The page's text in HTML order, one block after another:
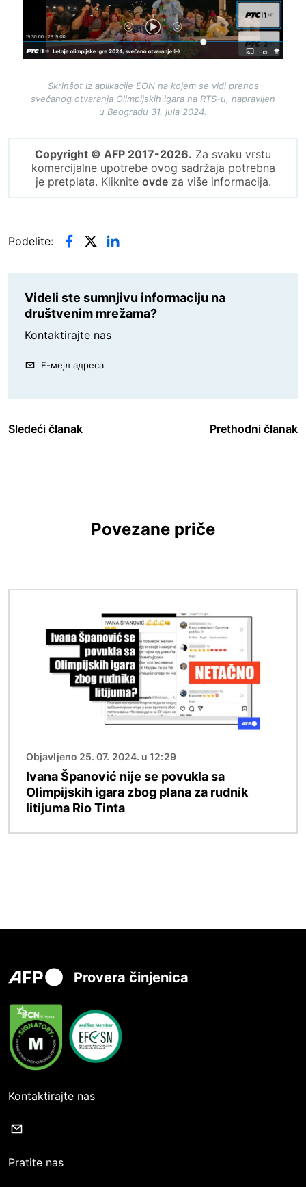
Skrinšot iz aplikacije EON na kojem se vidi prenos
svečanog otvaranja Olimpijskih igara na RTS-u, napravljen
u Beogradu 31. jula 2024.
Copyright © AFP 2017-2026. Za svaku vrstu
komercijalne upotrebe ovog sadržaja potrebna
je pretplata. Kliknite ovdeza više informacija.
Podelite:
Videli ste sumnjivu informaciju na
društvenim mrežama?
Kontaktirajte nas
Е-мејл адреса
Sledeći članak Prethodni članak
Povezane priče
Objavljeno 25. 07. 2024. u 12:29
Ivana Španović nije se povukla sa
Olimpijskih igara zbog plana za rudnik
litijuma Rio Tinta
Provera činjenica
Kontaktirajte nas
Pratite nas